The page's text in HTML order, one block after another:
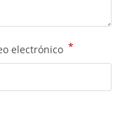
electrónico *